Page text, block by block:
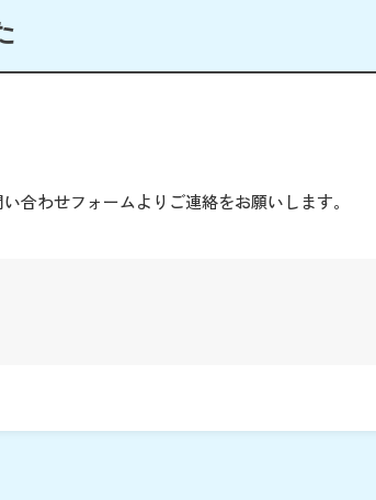
合わせフォームよりご連絡をお願いします。